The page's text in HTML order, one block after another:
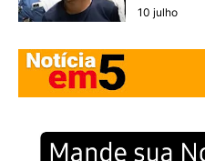
10 julho